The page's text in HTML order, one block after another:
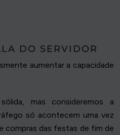
DO SERVIDOR
aumentar a capacidade
mas consideremos a
só acontecem uma vez
compras das festas de fim de